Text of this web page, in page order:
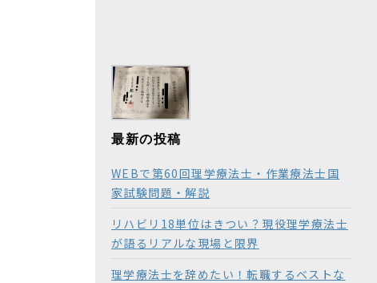
最新の投稿
WEBで第60回理学療法士・作業療法士国
家試験問題・解説
リハビリ18単位はきつい？現役理学療法士
が語るリアルな現場と限界
理学療法士を辞めたい！転職するベストな